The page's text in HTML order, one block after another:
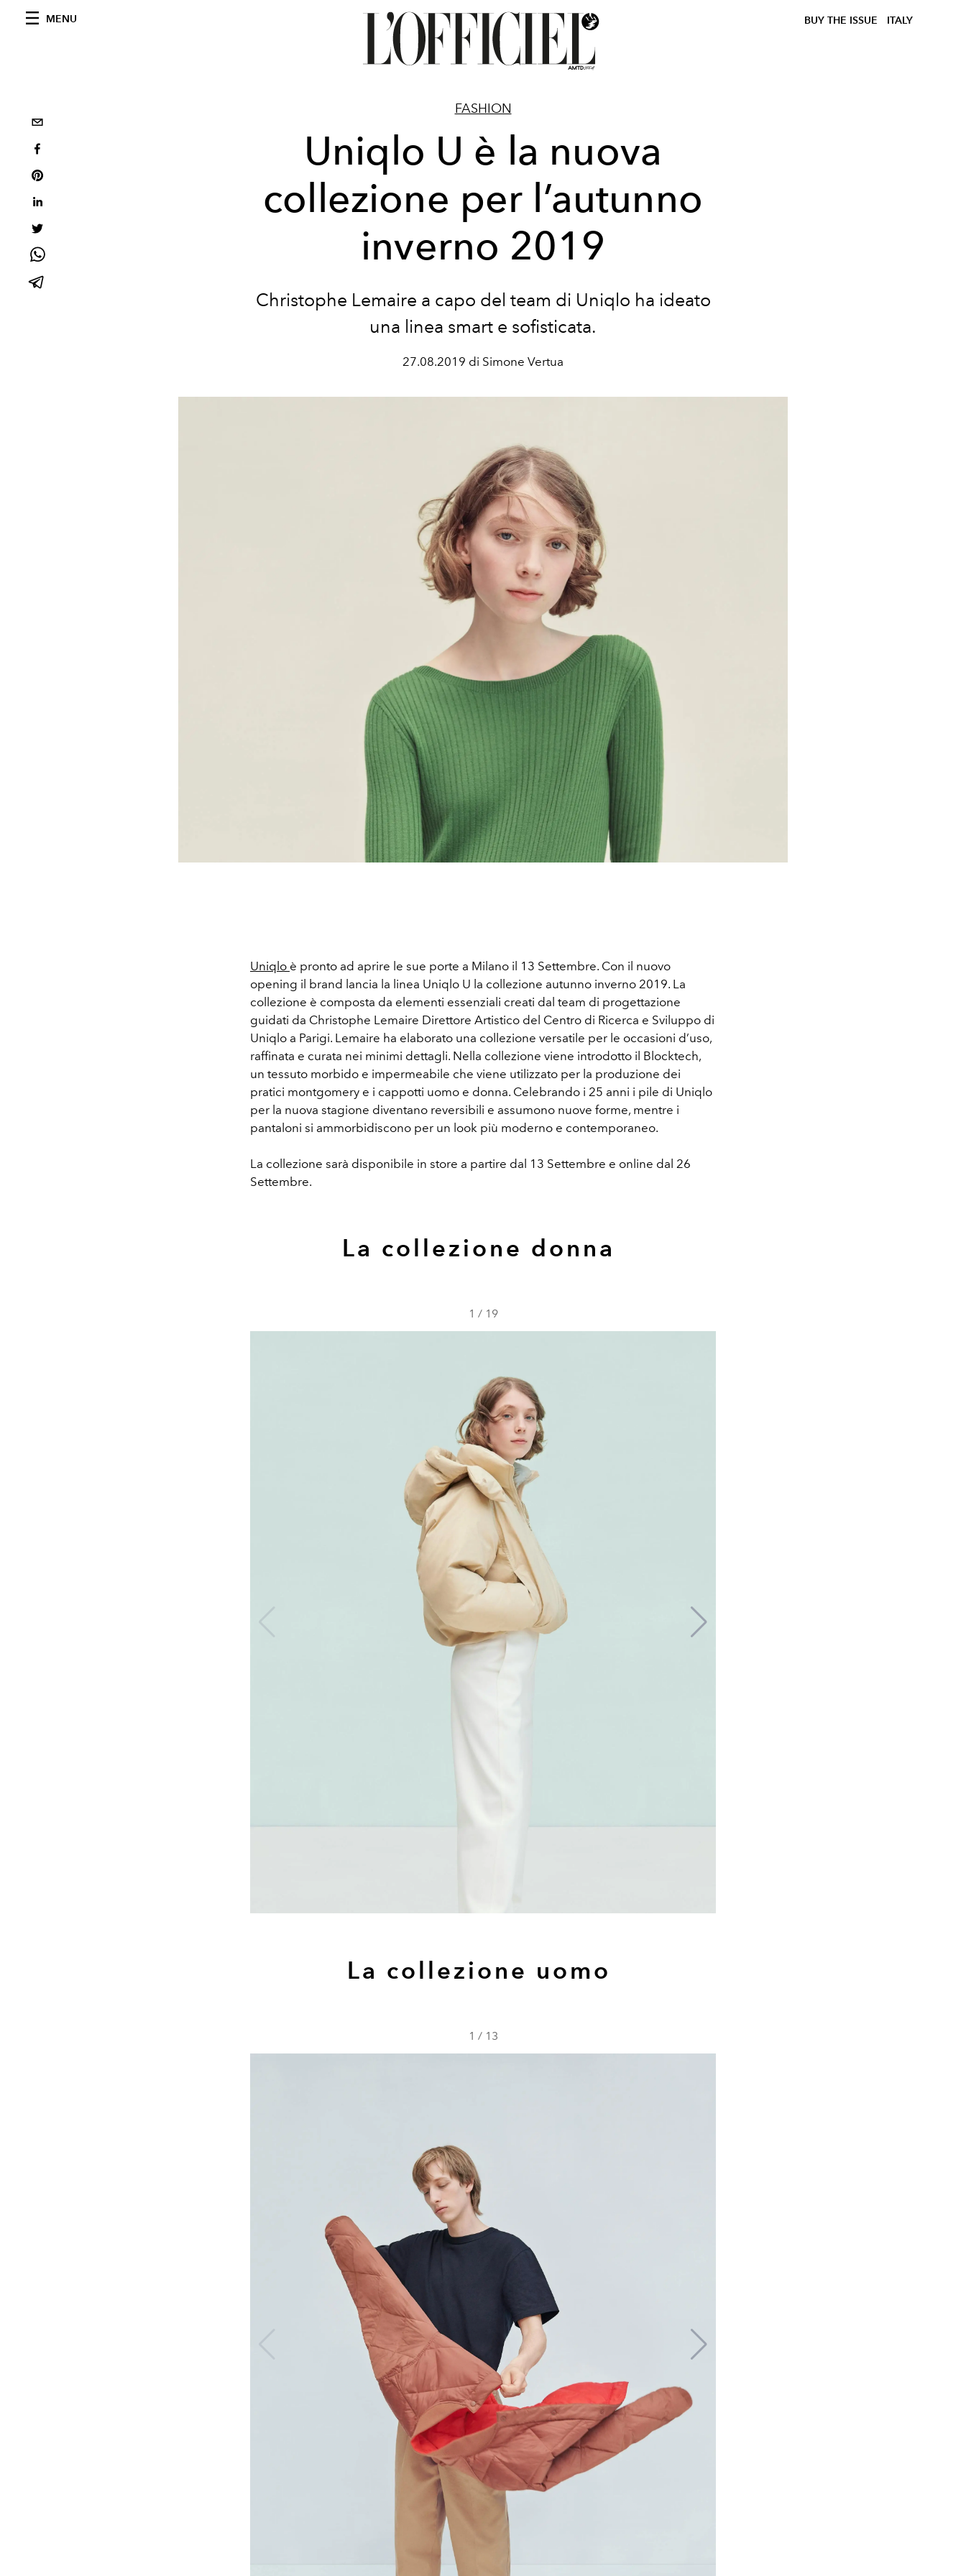
MENU BUY THE ISSUE ITALY
FASHION
Uniqlo U è la nuova
collezione per l’autunno
inverno 2019
Christophe Lemaire a capo del team di Uniqlo ha ideato
una linea smart e sofisticata.
27.08.2019 di Simone Vertua
Uniqlo è pronto ad aprire le sue porte a Milano il 13 Settembre. Con il nuovo
opening il brand lancia la linea Uniqlo U la collezione autunno inverno 2019. La
collezione è composta da elementi essenziali creati dal team di progettazione
guidati da Christophe Lemaire Direttore Artistico del Centro di Ricerca e Sviluppo di
Uniqlo a Parigi. Lemaire ha elaborato una collezione versatile per le occasioni d’uso,
raffinata e curata nei minimi dettagli. Nella collezione viene introdotto il Blocktech,
un tessuto morbido e impermeabile che viene utilizzato per la produzione dei
pratici montgomery e i cappotti uomo e donna. Celebrando i 25 anni i pile di Uniqlo
per la nuova stagione diventano reversibili e assumono nuove forme, mentre i
pantaloni si ammorbidiscono per un look più moderno e contemporaneo.
La collezione sarà disponibile in store a partire dal 13 Settembre e online dal 26
Settembre.
La collezione donna
1 / 19
La collezione uomo
1 / 13